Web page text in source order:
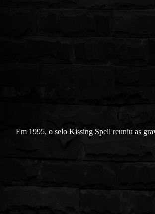
Em 1995, o selo Kissing Spell ‎reuniu as